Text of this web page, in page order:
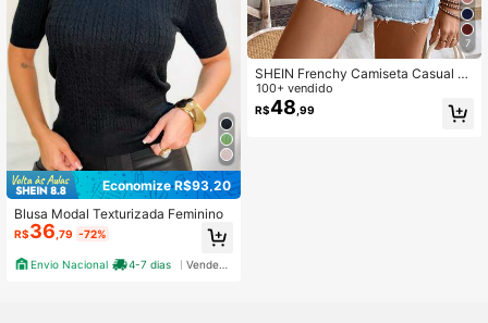
Economize R$93,20
Blusa Modal Texturizada Feminino
R$36 ,79 -72%
Envio Nacional 4-7 dias
7
SHEIN Frenchy Camiseta Casual Fe
minina Decote Redondo Manga Cur
ta Texturizada
100+ vendido
R$48 ,99